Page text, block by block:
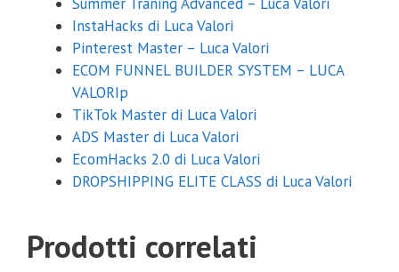
InstaHacks di Luca Valori
Pinterest Master – Luca Valori
ECOM FUNNEL BUILDER SYSTEM – LUCA
VALORIp
TikTok Master di Luca Valori
ADS Master di Luca Valori
EcomHacks 2.0 di Luca Valori
DROPSHIPPING ELITE CLASS di Luca Valori
Prodotti correlati